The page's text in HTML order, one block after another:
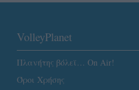
VolleyPlanet
Πλανήτης βόλεϊ… On Air!
Όροι Χρήσης